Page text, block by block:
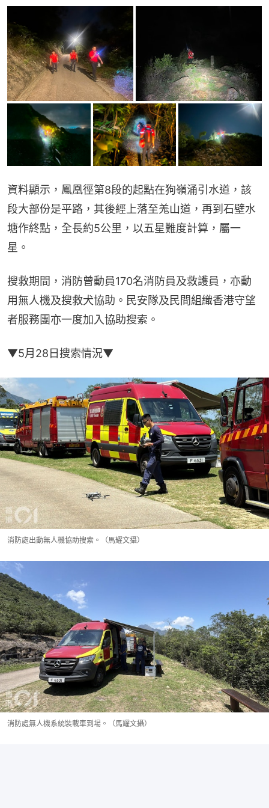
資料顯示，鳳凰徑第8段的起點在狗嶺涌引水道，該
段大部份是平路，其後經上落至羗山道，再到石壁水
塘作終點，全長約5公里，以五星難度計算，屬一
星。
搜救期間，消防曾動員170名消防員及救護員，亦動
用無人機及搜救犬協助。民安隊及民間組織香港守望
者服務團亦一度加入協助搜索。
▼5月28日搜索情況▼
消防處出動無人機協助搜索。（馬耀文攝）
消防處無人機系統裝載車到場。（馬耀文攝）